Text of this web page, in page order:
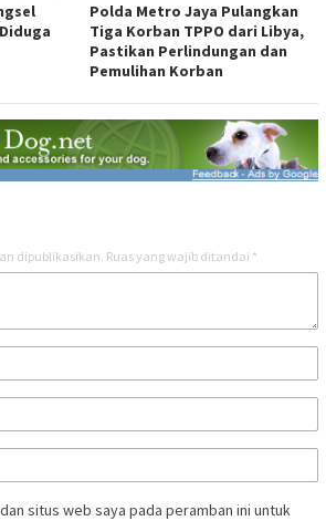
Polda Metro Jaya Pulangkan
Tiga Korban TPPO dari Libya,
Pastikan Perlindungan dan
Pemulihan Korban
dipublikasikan. Ruas yang wajib ditandai *
situs web saya pada peramban ini untuk